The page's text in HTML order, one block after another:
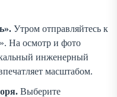
Утром отправляйтесь к
На осмотр и фото
инженерный
масштабом.
Выберите